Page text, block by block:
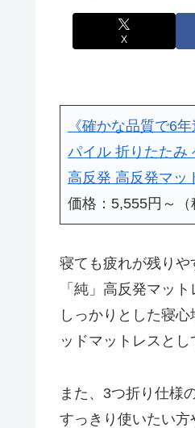
X
《確かな品質で6
パイル 折りたたみ
高反発 高反発マッ
価格：5,555円～
寝ても疲れが残りや
「純」高反発マッ
しっかりとした寝
ッドマットレスと
また、3つ折り仕様
すっきり使いたい